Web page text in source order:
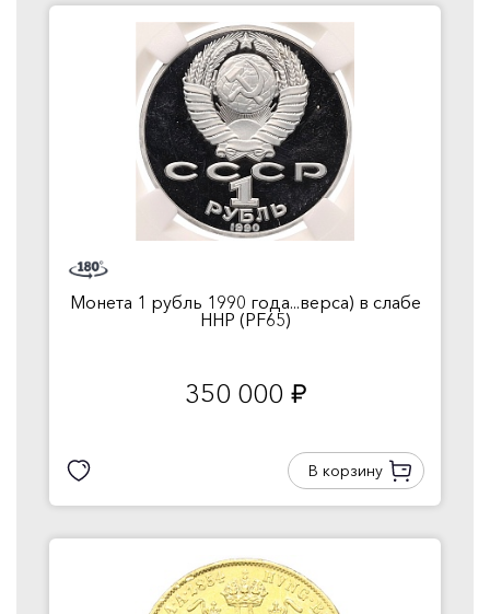
Монета 1 рубль 1990 года...верса) в слабе
ННР (PF65)
350 000 руб.
В корзину